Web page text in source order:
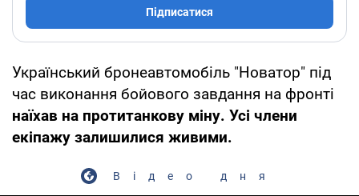
Підписатися
Український бронеавтомобіль "Новатор" під
час виконання бойового завдання на фронті
наїхав на протитанкову міну. Усі члени
екіпажу залишилися живими.
Відео дня